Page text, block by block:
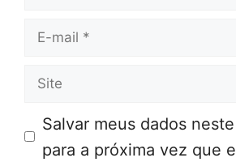
E-
Site
Salvar meus dados
para a próxima vez que